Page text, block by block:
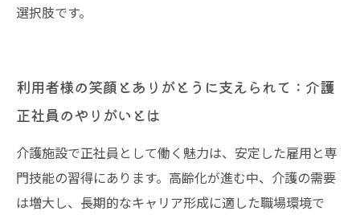
選択肢です。
利用者様の笑顔とありがとうに支えられて：介護
正社員のやりがいとは
介護施設で正社員として働く魅力は、安定した雇用と専
門技能の習得にあります。高齢化が進む中、介護の需要
は増大し、長期的なキャリア形成に適した職場環境で